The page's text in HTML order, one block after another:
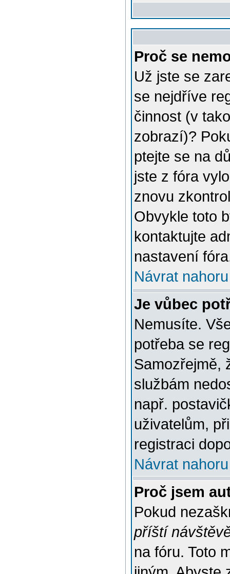
Proč se
Už jste se
se nejdříve
činnost (v
zobrazí)?
ptejte se na
jste z fóra
znovu
Obvykle toto
kontaktujte
nastavení
Návrat nahoru
Je vůbec
Nemusíte.
potřeba se
Samozřejmě,
službám
např.
uživatelům,
registraci
Návrat nahoru
Proč jsem
Pokud
příští
na fóru. Toto